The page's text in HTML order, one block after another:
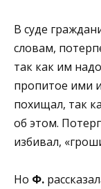
В суде
словам,
так как им
пропитое ими
похищал, так
об этом.
избивал,
Но Ф.